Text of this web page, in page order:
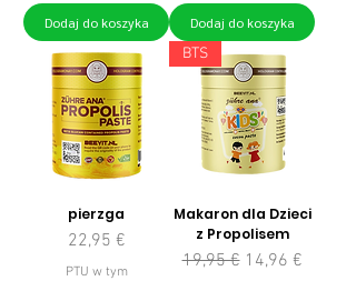
Dodaj do koszyka Dodaj do koszyka
pierzga
Cena
22,95 €
PTU w tym
BTS
Makaron dla Dzieci
z Propolisem
Regularna cena
19,95 € Cena rabatowa
14,96 €